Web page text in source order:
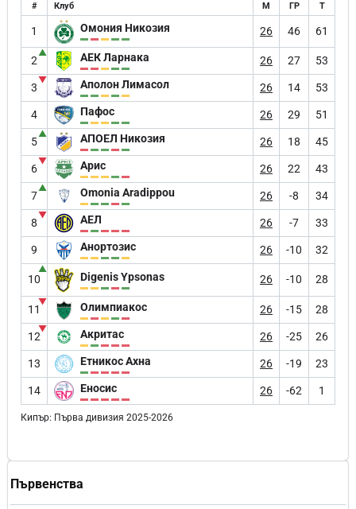
Първенства
# Клуб М ГР Т
1 Омония Никозия 26 46 61
2
▲ АЕК Ларнака 26 27 53
3
▼ Аполон Лимасол 26 14 53
4 Пафос 26 29 51
5
▲ АПОЕЛ Никозия 26 18 45
6
▼ Арис 26 22 43
7
▲ Omonia Aradippou 26 -8 34
8
▼ АЕЛ 26 -7 33
9 Анортозис 26 -10 32
10
▲
Digenis Ypsonas 26 -10 28
11
▼ Олимпиакос 26 -15 28
12
▼ Акритас 26 -25 26
13 Етникос Ахна 26 -19 23
14 Еносис 26 -62 1
Кипър: Първа дивизия 2025-2026